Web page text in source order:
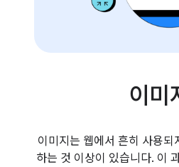
이미
이미지는 웹에서 흔히 사용되
하는 것 이상이 있습니다. 이